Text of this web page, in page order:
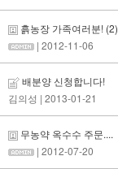
흙농장 가족여러분! (2)
| 2012-11-06
배분양 신청합니다!
김의성 | 2013-01-21
무농약 옥수수 주문....
| 2012-07-20